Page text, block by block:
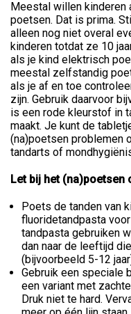
Meestal willen kinderen
poetsen. Dat is prima.
alleen nog niet overal
kinderen totdat ze 10
als je kind elektrisch
meestal zelfstandig
als je af en toe
zijn. Gebruik daarvoor
is een rode kleurstof in
maakt. Je kunt de
(na)poetsen problemen
tandarts of
Let bij het (na)poetsen
Poets de tanden van
fluoridetandpasta
tandpasta gebruiken
dan naar de leeftijd
(bijvoorbeeld 5-12
Gebruik een speciale
een variant met
Druk niet te hard.